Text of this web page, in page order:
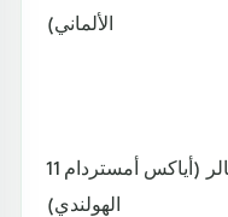
الألماني)
11 هدفاً: العاجي سيباستيان هالر (أياكس أمستردام
الهولندي)